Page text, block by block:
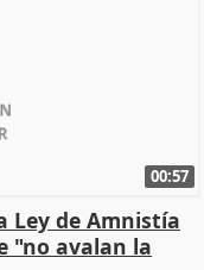
00:57
Ley de Amnistía
"no avalan la